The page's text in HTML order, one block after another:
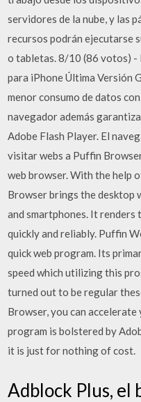
servidores de la nube, y las
recursos podrán ejecutarse
o tabletas. 8/10 (86 votos)
para iPhone Última Versión
menor consumo de datos
navegador además
Adobe Flash Player. El
visitar webs a Puffin
web browser. With the help
Browser brings the desktop
and smartphones. It
quickly and reliably. Puffin
quick web program. Its
speed which utilizing this
turned out to be regular
Browser, you can
program is bolstered by
it is just for nothing of cost.
Adblock Plus, el